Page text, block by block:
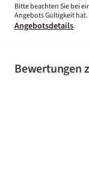
Bitte beachten Sie bei
Angebots Gültigkeit hat.
Angebotsdetails.
Bewertungen